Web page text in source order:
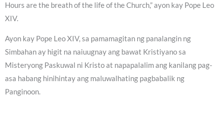
Hours are the breath of the life of the Church,” ayon kay Pope Leo
XIV.
Ayon kay Pope Leo XIV, sa pamamagitan ng panalangin ng
Simbahan ay higit na naiuugnay ang bawat Kristiyano sa
Misteryong Paskuwal ni Kristo at napapalalim ang kanilang pag-
asa habang hinihintay ang maluwalhating pagbabalik ng
Panginoon.